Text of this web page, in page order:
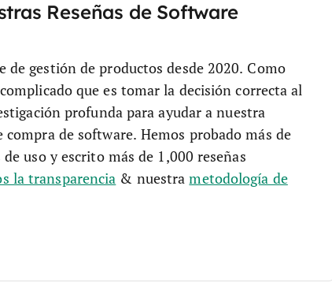
Reseñas de Software
gestión de productos desde 2020. Como
que es tomar la decisión correcta al
profunda para ayudar a nuestra
de software. Hemos probado más de
uso y escrito más de 1,000 reseñas
la transparencia & nuestrametodología de